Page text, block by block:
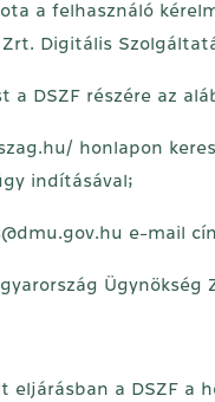
a felhasználó
Digitális
a DSZF részére az
honlapon
indításával;
e-mail
Ügynökség
eljárásban a DSZF a